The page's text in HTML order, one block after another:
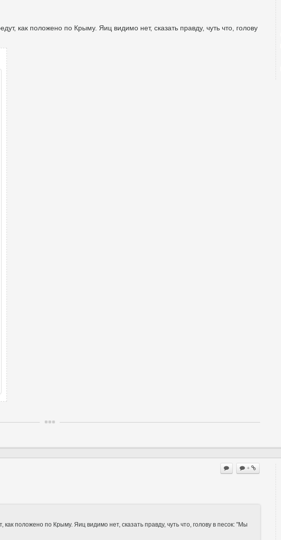
как положено по Крыму. Яиц видимо нет, сказать правду, чуть что, голову
+
положено по Крыму. Яиц видимо нет, сказать правду, чуть что, голову в песок: "Мы